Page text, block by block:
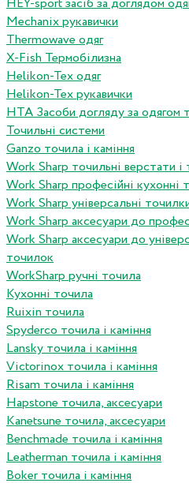
HEY-sport засіб за доглядом
Mechanix рукавички
Thermowave одяг
X-Fish Термобілизна
Helikon-Tex одяг
Helikon-Tex рукавички
HTA Засоби догляду за одягом
Точильні системи
Ganzo точила і каміння
Work Sharp точильні верстати і
Work Sharp професiйнi кухоннi
Work Sharp унiверсальнi
Work Sharp аксесуари до
Work Sharp аксесуари до
точилок
WorkSharp ручні точила
Кухонні точила
Ruixin точила
Spyderco точила і каміння
Lansky точила і каміння
Victorinox точила і каміння
Risam точила і каміння
Hapstone точила, аксесуари
Kanetsune точила, аксесуари
Benchmade точила і каміння
Leatherman точила і каміння
Boker точила і каміння